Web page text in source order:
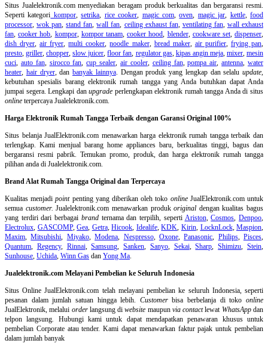
Situs Jualelektronik.com menyediakan beragam produk berkualitas dan bergaransi resmi.
Seperti kategori kompor,setrika, rice cooker, magic com,oven, magic jar, kettle,food
processor,wok pan,stand fan,wall fan, ceiling exhaust fan, ventilating fan, wall exhaust
fan,cooker hob, kompor, kompor tanam,cooker hood, blender, cookware set,dispenser,
dish dryer,air fryer,multi cooker,noodle maker, bread maker, air purifier, frying pan,
presto,griller,chopper,slow juicer,floor fan, regulator gas, kipas angin meja, mixer,mesin
cuci, auto fan, sirocco fan,cup sealer,air cooler, ceiling fan,pompa air,antenna,water
heater, hair dryer, dan banyak lainnya. Dengan produk yang lengkap dan selalu update,
kebutuhan spesialis barang elektronik rumah tangga yang Anda butuhkan dapat Anda
jumpai segera. Lengkapi danupgrade perlengkapan elektronik rumah tangga Anda di situs
online terpercaya Jualelektronik.com.
Harga Elektronik Rumah Tangga Terbaik dengan Garansi Original 100%
Situs belanjaJualElektronik.com menawarkan harga elektronik rumah tangga terbaik dan
terlengkap. Kami menjual barang home appliances baru, berkualitas tinggi, bagus dan
bergaransi resmi pabrik. Temukan promo, produk, dan harga elektronik rumah tangga
pilihan anda di Jualelektronik.com.
Brand Alat Rumah Tangga Original dan Terpercaya
Kualitas menjadipointpenting yang diberikan oleh toko onlineJualElektronik.com untuk
semua customer. Jualelektronik.com menawarkan produkoriginal dengan kualitas bagus
yang terdiri dari berbagai brandternama dan terpilih, seperti Ariston,Cosmos,Denpoo,
Electrolux, GASCOMP,Gea, Getra,Hicook, Idealife,KDK, Kirin, LocknLock,Maspion,
Maxim,Mitsubishi, Miyako,Modena, Nespresso, Oxone,Panasonic, Philips, Pisces,
Quantum, Regency, Rinnai,Samsung,Sanken, Sanyo, Sekai,Sharp,Shimizu,Stein,
Sunhouse, Uchida, Winn Gas dan Yong Ma.
Jualelektronik.com Melayani Pembelian ke Seluruh Indonesia
Situs Online JualElektronik.com telah melayani pembelian ke seluruh Indonesia, seperti
pesanan dalam jumlah satuan hingga lebih. Customerbisa berbelanja di tokoonline
JualElektronik, melalui orderlangsung diwebsite maupun via contactlewat WhatsAppdan
telpon langsung. Hubungi kami untuk dapat mendapatkan penawaran khusus untuk
pembelian Corporate atau tender. Kami dapat menawarkan faktur pajak untuk pembelian
dalam jumlah banyak